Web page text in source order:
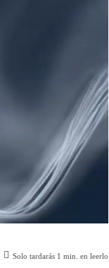
Solo tardarás 1 min. en leerlo